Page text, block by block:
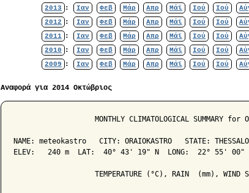
2013
: Ιαν Φεβ Μάρ Απρ Μάϊ Ιού Ιού
2012
: Ιαν Φεβ Μάρ Απρ Μάϊ Ιού Ιού
2011 : Ιαν Φεβ Μάρ Απρ Μάϊ Ιού Ιού
2010
: Ιαν Φεβ Μάρ Απρ Μάϊ Ιού Ιού
2009
: Ιαν Φεβ Μάρ Απρ Μάϊ Ιού Ιού
Αναφορά για 2014 Οκτώβριος
MONTHLY CLIMATOLOGICAL SUMMARY for
NAME: meteokastro   CITY: ORAIOKASTRO   STATE:
ELEV:   240 m  LAT:  40° 43' 19" N  LONG:  22° 55' 00"
TEMPERATURE (°C), RAIN  (mm), WIND